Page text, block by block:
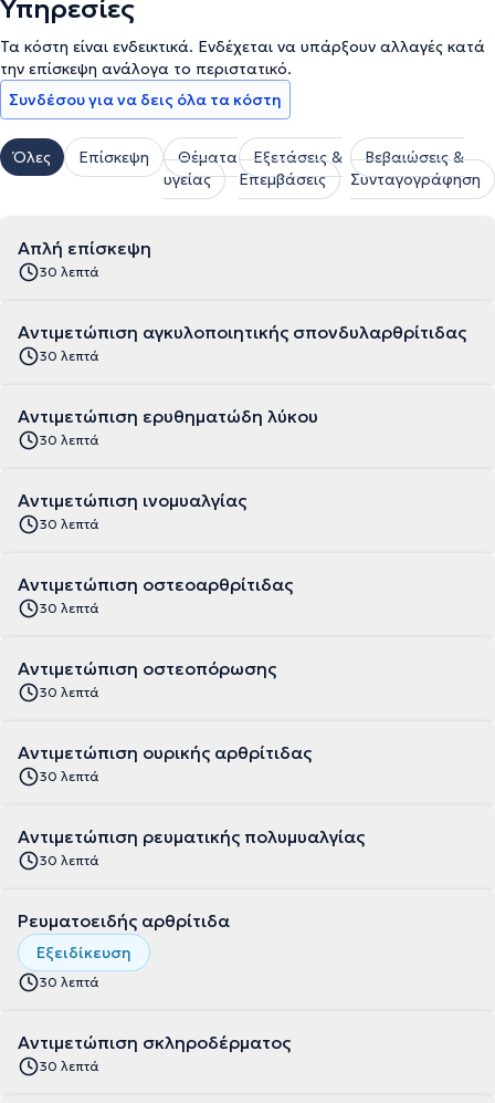
Υπηρεσίες
Τα κόστη είναι ενδεικτικά. Ενδέχεται να υπάρξουν αλλαγές κατά
την επίσκεψη ανάλογα το περιστατικό.
Συνδέσου για να δεις όλα τα κόστη
Όλες Επίσκεψη
Θέματα
υγείας
Εξετάσεις &
Επεμβάσεις
Βεβαιώσεις &
Συνταγογράφηση
Απλή επίσκεψη
30 λεπτά
Αντιμετώπιση αγκυλοποιητικής σπονδυλαρθρίτιδας
30 λεπτά
Αντιμετώπιση ερυθηματώδη λύκου
30 λεπτά
Αντιμετώπιση ινομυαλγίας
30 λεπτά
Αντιμετώπιση οστεοαρθρίτιδας
30 λεπτά
Αντιμετώπιση οστεοπόρωσης
30 λεπτά
Αντιμετώπιση ουρικής αρθρίτιδας
30 λεπτά
Αντιμετώπιση ρευματικής πολυμυαλγίας
30 λεπτά
Ρευματοειδής αρθρίτιδα
Εξειδίκευση
30 λεπτά
Αντιμετώπιση σκληροδέρματος
30 λεπτά